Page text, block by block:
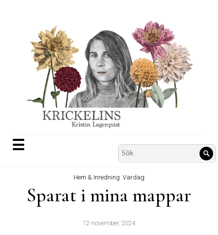
☰
Search
for:
Hem & Inredning Vardag
Sparat i mina mappar
12 november, 2024